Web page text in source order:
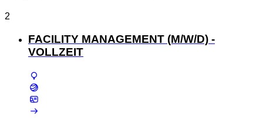
2
FACILITY MANAGEMENT (M/W/D) -
VOLLZEIT